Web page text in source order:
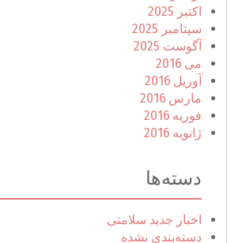
اکتبر 2025
سپتامبر 2025
آگوست 2025
می 2016
آوریل 2016
مارس 2016
فوریه 2016
ژانویه 2016
دسته‌ها
اخبار جدید سلامتی
دسته‌بندی نشده